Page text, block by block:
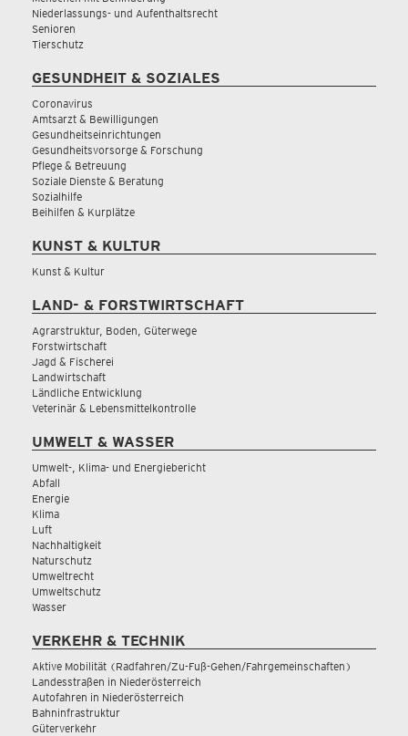
Niederlassungs- und Aufenthaltsrecht
Senioren
Tierschutz
GESUNDHEIT & SOZIALES
Coronavirus
Amtsarzt & Bewilligungen
Gesundheitseinrichtungen
Gesundheitsvorsorge & Forschung
Pflege & Betreuung
Soziale Dienste & Beratung
Sozialhilfe
Beihilfen & Kurplätze
KUNST & KULTUR
Kunst & Kultur
LAND- & FORSTWIRTSCHAFT
Agrarstruktur, Boden, Güterwege
Forstwirtschaft
Jagd & Fischerei
Landwirtschaft
Ländliche Entwicklung
Veterinär & Lebensmittelkontrolle
UMWELT & WASSER
Umwelt-, Klima- und Energiebericht
Abfall
Energie
Klima
Luft
Nachhaltigkeit
Naturschutz
Umweltrecht
Umweltschutz
Wasser
VERKEHR & TECHNIK
Aktive Mobilität (Radfahren/Zu-Fuß-Gehen/Fahrgemeinschaften)
Landesstraßen in Niederösterreich
Autofahren in Niederösterreich
Bahninfrastruktur
Güterverkehr